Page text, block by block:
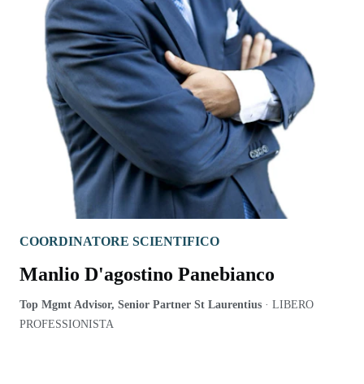
COORDINATORE SCIENTIFICO
Manlio D'agostino Panebianco
Top Mgmt Advisor, Senior Partner St Laurentius · LIBERO
PROFESSIONISTA